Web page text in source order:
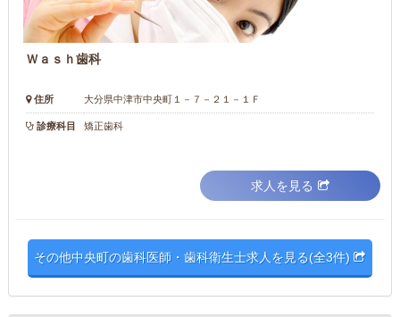
Ｗａｓｈ歯科
住所 大分県中津市中央町１－７－２１－１Ｆ
診療科目 矯正歯科
求人を見る
その他中央町の歯科医師・歯科衛生士求人を見る(全3件)